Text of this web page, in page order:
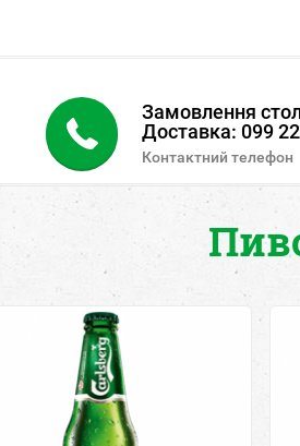
Замовлення
Доставка: 099
Контактний телефон